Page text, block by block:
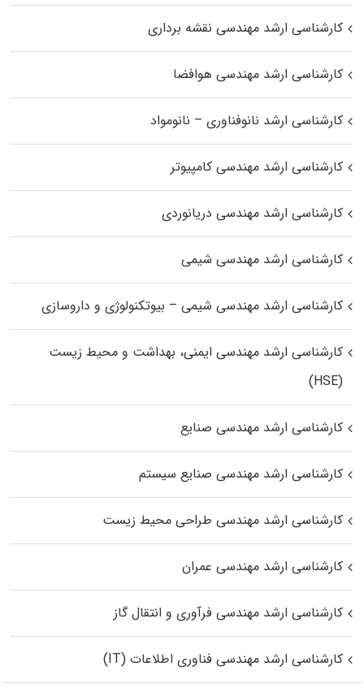
کارشناسی ارشد مهندسی نقشه برداری
کارشناسی ارشد مهندسی هوافضا
کارشناسی ارشد نانوفناوری – نانومواد
کارشناسی ارشد مهندسی کامپیوتر
کارشناسی ارشد مهندسی دریانوردی
کارشناسی ارشد مهندسی شیمی
کارشناسی ارشد مهندسی شیمی – بیوتکنولوژی و داروسازی
کارشناسی ارشد مهندسی ایمنی، بهداشت و محیط زیست
(HSE)
کارشناسی ارشد مهندسی صنایع
کارشناسی ارشد مهندسی صنایع سیستم
کارشناسی ارشد مهندسی طراحی محیط زیست
کارشناسی ارشد مهندسی عمران
کارشناسی ارشد مهندسی فرآوری و انتقال گاز
کارشناسی ارشد مهندسی فناوری اطلاعات (IT)